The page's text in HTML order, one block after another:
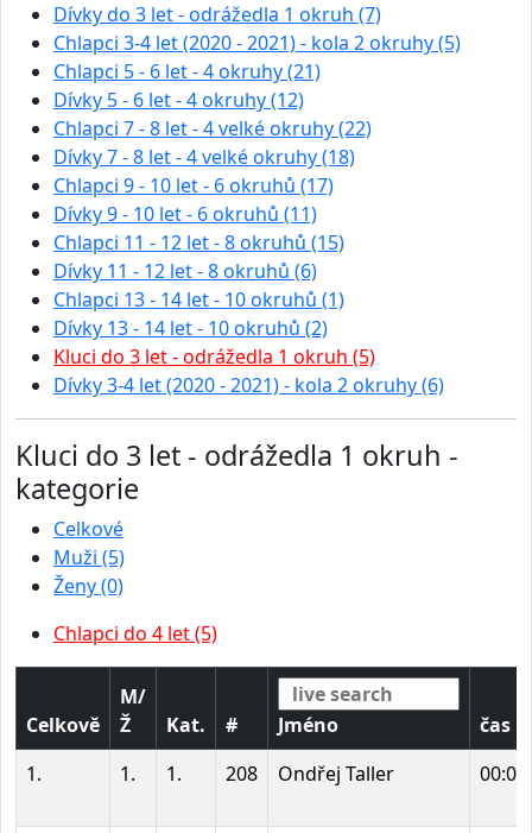
Dívky do 3 let - odrážedla 1 okruh (7)
Chlapci 3-4 let (2020 - 2021) - kola 2 okruhy (5)
Chlapci 5 - 6 let - 4 okruhy (21)
Dívky 5 - 6 let - 4 okruhy (12)
Chlapci 7 - 8 let - 4 velké okruhy (22)
Dívky 7 - 8 let - 4 velké okruhy (18)
Chlapci 9 - 10 let - 6 okruhů (17)
Dívky 9 - 10 let - 6 okruhů (11)
Chlapci 11 - 12 let - 8 okruhů (15)
Dívky 11 - 12 let - 8 okruhů (6)
Chlapci 13 - 14 let - 10 okruhů (1)
Dívky 13 - 14 let - 10 okruhů (2)
Kluci do 3 let - odrážedla 1 okruh (5)
Dívky 3-4 let (2020 - 2021) - kola 2 okruhy (6)
Kluci do 3 let - odrážedla 1 okruh -
kategorie
Celkové
Muži (5)
Ženy (0)
Chlapci do 4 let (5)
Celkově
M/
Ž
Kat. # Jméno
čas
1.
1. 1. 208 Ondřej Taller